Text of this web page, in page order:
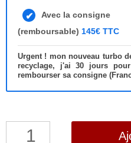
Avec la consigne
(remboursable) 145€ TTC
Urgent ! mon nouveau turbo
recyclage, j'ai 30 jours
rembourser sa consigne
quantité